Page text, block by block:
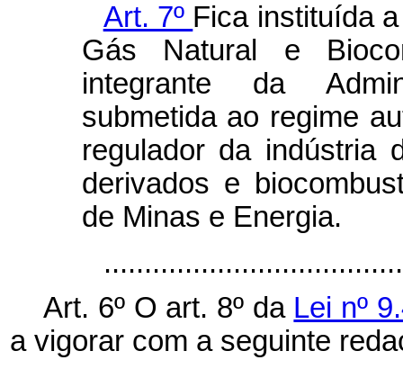
Art. 7º Fica instituída
Gás Natural e
integrante da
submetida ao regime
regulador da indústria
derivados e
de Minas e Energia.
Art. 6º O art. 8º da Lei nº
a vigorar com a seguinte